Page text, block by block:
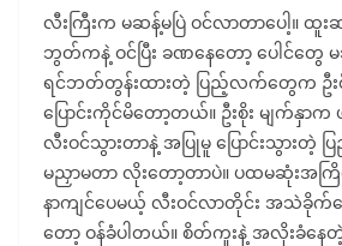
လီးကြီးက မဆန့်မပြဲ ဝင်လာတာပေါ့။ ထူး
ဘွတ်ကနဲ့ ဝင်ပြီး ခဏနေတော့ ပေါင်တွေ မ
ရင်ဘတ်တွန်းထားတဲ့ ပြည့်လက်တွေက ဦး
ပြောင်းကိုင်မိတော့တယ်။ ဦးစိုး မျက်နှာက
လီးဝင်သွားတာနဲ့ အပြုမူ ပြောင်းသွားတဲ့
မညှာမတာ လိုးတော့တာပဲ။ ပထမဆုံးအက
နာကျင်ပေမယ့် လီးဝင်လာတိုင်း အသဲခိုက်အ
တော့ ဝန်ခံပါတယ်။ စိတ်ကူးနဲ့ အလိုးခံန